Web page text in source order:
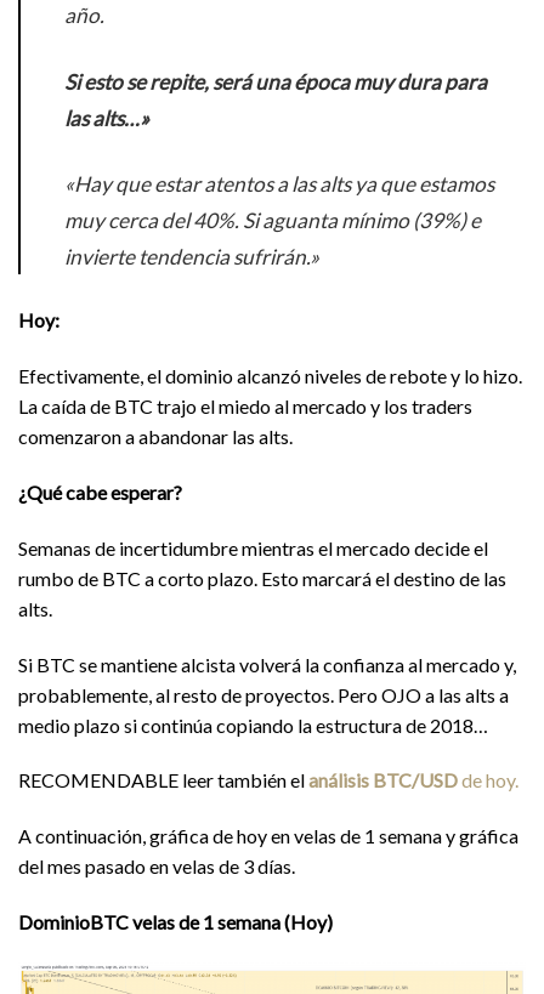
año.
Si esto se repite, será una época muy dura para
las alts…»
«Hay que estar atentos a las alts ya que estamos
muy cerca del 40%. Si aguanta mínimo (39%) e
invierte tendencia sufrirán.»
Hoy:
Efectivamente, el dominio alcanzó niveles de rebote y lo hizo.
La caída de BTC trajo el miedo al mercado y los traders
comenzaron a abandonar las alts.
¿Qué cabe esperar?
Semanas de incertidumbre mientras el mercado decide el
rumbo de BTC a corto plazo. Esto marcará el destino de las
alts.
Si BTC se mantiene alcista volverá la confianza al mercado y,
probablemente, al resto de proyectos. Pero OJO a las alts a
medio plazo si continúa copiando la estructura de 2018…
RECOMENDABLE leer también elanálisis BTC/USDde hoy.
A continuación, gráfica de hoy en velas de 1 semana y gráfica
del mes pasado en velas de 3 días.
DominioBTC velas de 1 semana (Hoy)